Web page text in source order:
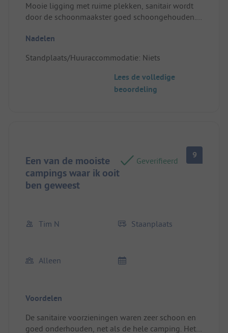
Mooie ligging met ruime plekken, sanitair wordt
door de schoonmaakster goed schoongehouden.
met veel bomen.
Nadelen
Standplaats/Huuraccommodatie: Niets
Lees de volledige
beoordeling
Een van de mooiste
campings waar ik ooit
ben geweest
Geverifieerd
9
Tim N Staanplaats
Alleen
Voordelen
De sanitaire voorzieningen waren zeer schoon en
goed onderhouden, net als de hele camping. Het